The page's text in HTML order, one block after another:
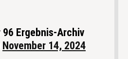
Ergebnis-Archiv
November 14, 2024